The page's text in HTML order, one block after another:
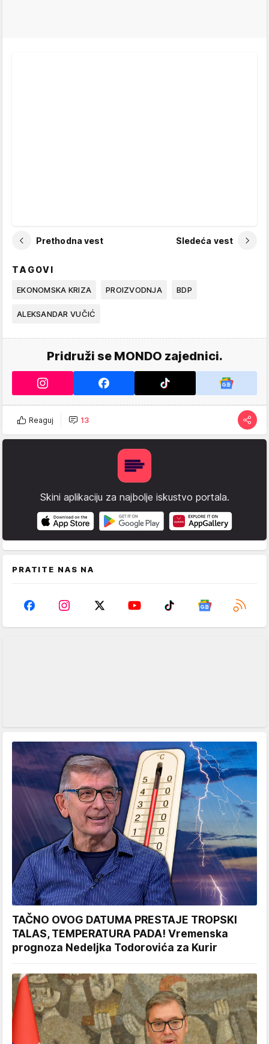
Prethodna vest Sledeća vest
TAGOVI
EKONOMSKA KRIZA PROIZVODNJA BDP
ALEKSANDAR VUČIĆ
Pridruži se MONDO zajednici.
Reaguj 13
Skini aplikaciju za najbolje iskustvo portala.
PRATITE NAS NA
TAČNO OVOG DATUMA PRESTAJE TROPSKI
TALAS, TEMPERATURA PADA! Vremenska
prognoza Nedeljka Todorovića za Kurir